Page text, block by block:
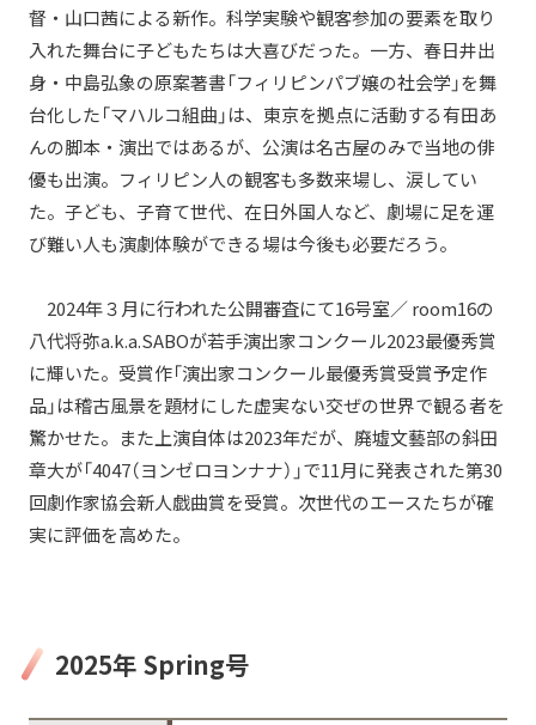
督・山口茜による新作。科学実験や観客参加の要素を取り
入れた舞台に子どもたちは大喜びだった。一方、春日井出
身・中島弘象の原案著書「フィリピンパブ嬢の社会学」を舞
台化した「マハルコ組曲」は、東京を拠点に活動する有田あ
んの脚本・演出ではあるが、公演は名古屋のみで当地の俳
優も出演。フィリピン人の観客も多数来場し、涙してい
た。子ども、子育て世代、在日外国人など、劇場に足を運
び難い人も演劇体験ができる場は今後も必要だろう。
2024年３月に行われた公開審査にて16号室／ room16の
八代将弥a.k.a.SABOが若手演出家コンクール2023最優秀賞
に輝いた。受賞作「演出家コンクール最優秀賞受賞予定作
品」は稽古風景を題材にした虚実ない交ぜの世界で観る者を
驚かせた。また上演自体は2023年だが、廃墟文藝部の斜田
章大が「4047（ヨンゼロヨンナナ）」で11月に発表された第30
回劇作家協会新人戯曲賞を受賞。次世代のエースたちが確
実に評価を高めた。
2025年 Spring号